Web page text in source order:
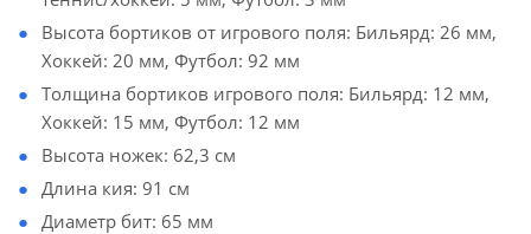
Высота бортиков от игрового поля: Бильярд: 26 мм,
Хоккей: 20 мм, Футбол: 92 мм
Толщина бортиков игрового поля: Бильярд: 12 мм,
Хоккей: 15 мм, Футбол: 12 мм
Высота ножек: 62,3 см
Длина кия: 91 см
Диаметр бит: 65 мм